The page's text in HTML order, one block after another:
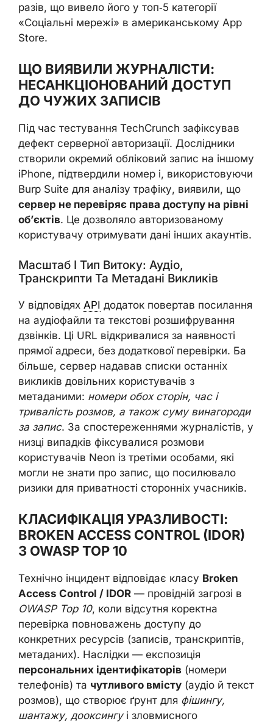
разів, що вивело його у топ‑5 категорії
«Соціальні мережі» в американському App
Store.
ЩО ВИЯВИЛИ ЖУРНАЛІСТИ:
НЕСАНКЦІОНОВАНИЙ ДОСТУП
ДО ЧУЖИХ ЗАПИСІВ
Під час тестування TechCrunch зафіксував
дефект серверної авторизації. Дослідники
створили окремий обліковий запис на іншому
iPhone, підтвердили номер і, використовуючи
Burp Suite для аналізу трафіку, виявили, що
сервер не перевіряє права доступу на рівні
об’єктів. Це дозволяло авторизованому
користувачу отримувати дані інших акаунтів.
Масштаб І Тип Витоку: Аудіо,
Транскрипти Та Метадані Викликів
У відповідях API додаток повертав посилання
на аудіофайли та текстові розшифрування
дзвінків. Ці URL відкривалися за наявності
прямої адреси, без додаткової перевірки. Ба
більше, сервер надавав списки останніх
викликів довільних користувачів з
метаданими: номери обох сторін, час і
тривалість розмов, а також суму винагороди
за запис. За спостереженнями журналістів, у
низці випадків фіксувалися розмови
користувачів Neon із третіми особами, які
могли не знати про запис, що посилювало
ризики для приватності сторонніх учасників.
КЛАСИФІКАЦІЯ УРАЗЛИВОСТІ:
BROKEN ACCESS CONTROL (IDOR)
З OWASP TOP 10
Технічно інцидент відповідає класу Broken
Access Control / IDOR — провідній загрозі в
OWASP Top 10, коли відсутня коректна
перевірка повноважень доступу до
конкретних ресурсів (записів, транскриптів,
метаданих). Наслідки — експозиція
персональних ідентифікаторів (номери
телефонів) та чутливого вмісту (аудіо й текст
розмов), що створює ґрунт для фішингу,
шантажу, дооксингуі зловмисного